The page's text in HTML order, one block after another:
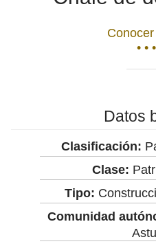
• •
Datos
Clasificación:
Clase:
Tipo:
Comunidad